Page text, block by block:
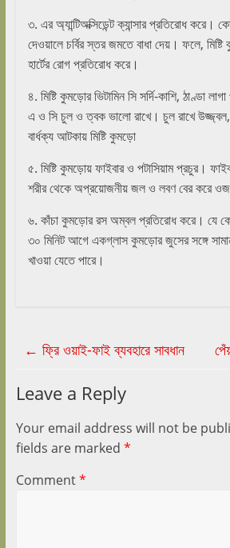
৩. এর অ্যান্টিঅক্সিডেন্ট ক্যান্সার প্রতিরোধ করে।
দেওয়ালে চর্বির স্তর জমতে বাধা দেয়। ফলে,
হার্টের রোগ প্রতিরোধ করে।
৪. মিষ্টি কুমড়োর ভিটামিন সি সর্দি-কাশি, ঠাণ্ডা
এ ও সি চুল ও ত্বক ভালো রাখে। চুল রাখে উজ্জ্বল,
বার্ধক্য আটকায় মিষ্টি কুমড়ো
৫. মিষ্টি কুমড়োয় ফাইবার ও পটাসিয়াম প্রচুর।
শরীর থেকে অপ্রয়োজনীয় জল ও লবণ বের করে ওজন
৬. কাঁচা কুমড়োর রস অম্বল প্রতিরোধ করে। যে
৩০ মিনিট আগে একগ্লাস কুমড়োর জুসের সঙ্গে
খাওয়া যেতে পারে।
← ফ্রি ওয়াই-ফাই ব্যবহারে সাবধান
Leave a Reply
Your email address will not be
fields are marked *
Comment*